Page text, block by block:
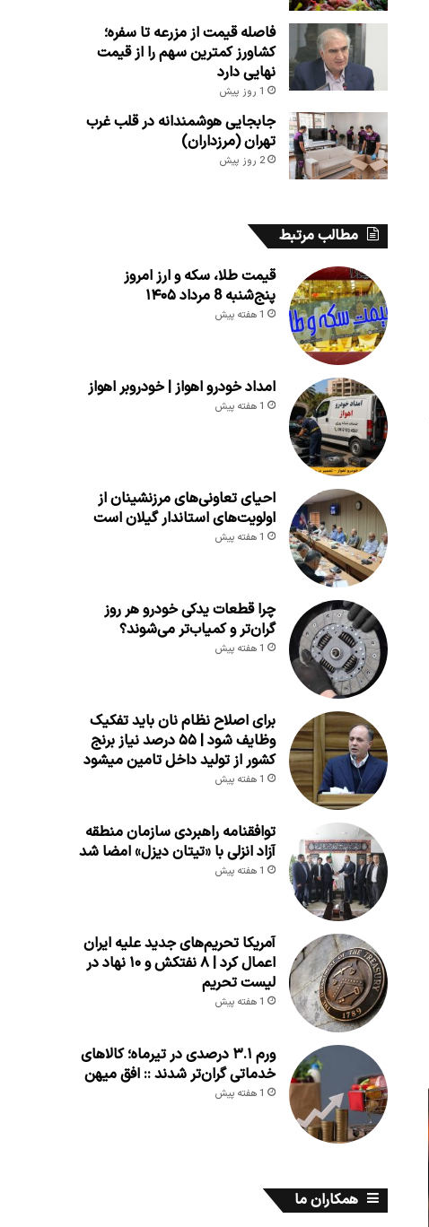
فاصله قیمت از مزرعه تا سفره؛
کشاورز کمترین سهم را از قیمت
نهایی دارد
1 روز پیش
جابجایی هوشمندانه در قلب غرب
تهران (مرزداران)
2 روز پیش
مطالب مرتبط
قیمت طلا، سکه و ارز امروز
پنج‌شنبه 8 مرداد ۱۴۰۵
1 هفته پیش
امداد خودرو اهواز | خودروبر اهواز
1 هفته پیش
احیای تعاونی‌های مرزنشینان از
اولویت‌های استاندار گیلان است
1 هفته پیش
چرا قطعات یدکی خودرو هر روز
گران‌تر و کمیاب‌تر می‌شوند؟
1 هفته پیش
برای اصلاح نظام نان باید تفکیک
وظایف شود | ۵۵ درصد نیاز برنج
کشور از تولید داخل تامین میشود
1 هفته پیش
توافقنامه راهبردی سازمان منطقه
آزاد انزلی با «تیتان دیزل» امضا شد
1 هفته پیش
آمریکا تحریم‌های جدید علیه ایران
اعمال کرد | ۸ نفتکش و ۱۰ نهاد در
لیست تحریم
1 هفته پیش
ورم ۳.۱ درصدی در تیرماه؛ کالاهای
خدماتی گران‌تر شدند :: افق میهن
1 هفته پیش
همکاران ما